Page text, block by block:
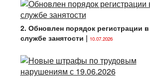
2. Обновлен порядок регистрации в
службе занятости | 10.07.2026